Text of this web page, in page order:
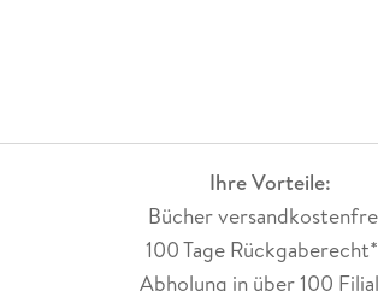
Ihre Vorteile:
Bücher
100 Tage
Abholung in über 100